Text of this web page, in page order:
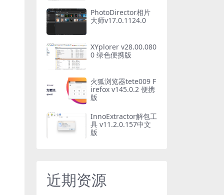
PhotoDirector相片
大师v17.0.1124.0
XYplorer v28.00.080
0 绿色便携版
火狐浏览器tete009 F
irefox v145.0.2 便携
版
InnoExtractor解包工
具 v11.2.0.157中文
版
近期资源